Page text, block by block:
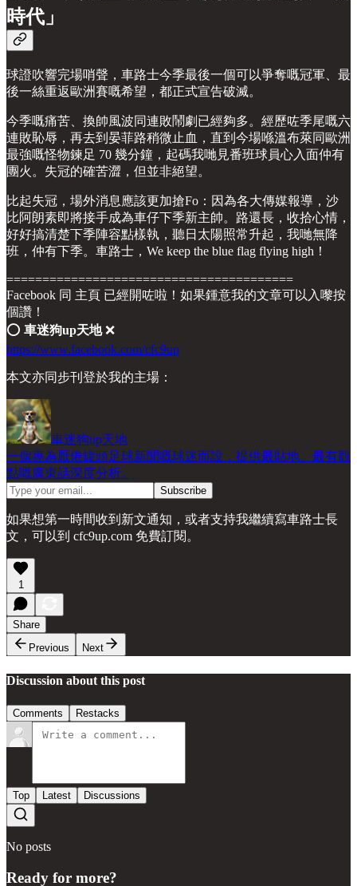
時代」
球證吹響完場哨聲，車路士今季最後一個可以爭奪嘅冠軍、最
後一絲重返歐洲賽嘅希望，都正式宣告破滅。
今季嘅痛苦、換帥風波同連敗鬧劇已經夠多。經歷咗季尾嘅六
連敗恥辱，再去到晏菲路稍微止血，直到今場喺溫布萊同歐洲
最強嘅怪物鍊足 70 幾分鐘，起碼我哋見番班球員心入面仲有
團火。失冠的確苦澀，但並非絕望。
比起失冠，場外消息應該更加搶Fo：因為各大傳媒報導，沙
比阿朗素即將接手成為車仔下季新主帥。路還長，收拾心情，
好好搞清楚下季陣容點樣執，聽日太陽照常升起，我哋無降
班，仲有下季。車路士，We keep the blue flag flying high！
========================================
Facebook 同 主頁 已經開咗啦！如果鍾意我的文章可以入嚟按
個讚！
⭕️ 車迷狗up天地❌
https://www.facebook.com/cfc9up
本文亦同步刊登於我的主場：
車迷狗up天地
一個專為厭倦罐頭足球新聞嘅球迷而設，提供最貼地、最有觀
點嘅廣東話深度分析。
如果想第一時間收到新文通知，或者支持我繼續寫車路士長
文，可以到 cfc9up.com 免費訂閱。
1
Share
Previous
Next
Discussion about this post
Comments Restacks
Top Latest Discussions
No posts
Ready for more?